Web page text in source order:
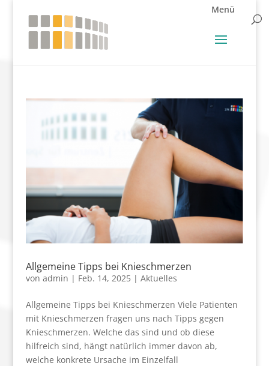
Allgemeine Tipps bei Knieschmerzen
von admin | Feb. 14, 2025| Aktuelles
Allgemeine Tipps bei Knieschmerzen Viele Patienten
mit Knieschmerzen fragen uns nach Tipps gegen
Knieschmerzen. Welche das sind und ob diese
hilfreich sind, hängt natürlich immer davon ab,
welche konkrete Ursache im Einzelfall